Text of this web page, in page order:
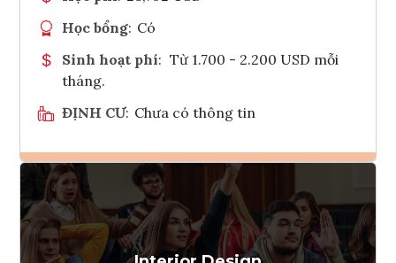
Học bổng: Có
Sinh hoạt phí: Từ 1.700 - 2.200 USD mỗi
tháng.
ĐỊNH CƯ: Chưa có thông tin
Ghi danh
Tham vấn Interlink